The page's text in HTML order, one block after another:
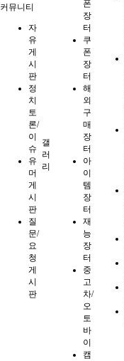
커뮤니티
자
유
게
시
판
정
치
토
론/
이
슈
유
머
게
시
판
질
문/
요
청
게
시
판
갤
러
리
폰
장
터
쿠
폰
장
터
해
외
구
매
장
터
아
이
템
장
터
재
능
장
터
중
고
차/
오
토
바
이
캠